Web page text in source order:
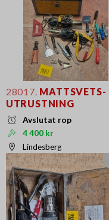
28017. MATTSVETS-
UTRUSTNING
Avslutat rop
4 400 kr
Lindesberg